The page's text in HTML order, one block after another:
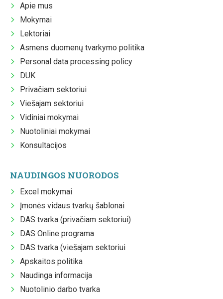
Apie mus
Mokymai
Lektoriai
Asmens duomenų tvarkymo politika
Personal data processing policy
DUK
Privačiam sektoriui
Viešajam sektoriui
Vidiniai mokymai
Nuotoliniai mokymai
Konsultacijos
NAUDINGOS NUORODOS
Excel mokymai
Įmonės vidaus tvarkų šablonai
DAS tvarka (privačiam sektoriui)
DAS Online programa
DAS tvarka (viešajam sektoriui
Apskaitos politika
Naudinga informacija
Nuotolinio darbo tvarka